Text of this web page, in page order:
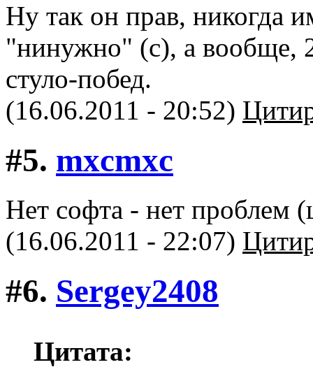
Ну так он прав, никогда
"нинужно" (с), а вообще,
стуло-побед.
(16.06.2011 - 20:52)
#5. mxcmxc
Нет софта - нет проблем
(16.06.2011 - 22:07)
#6. Sergey2408
Цитата: